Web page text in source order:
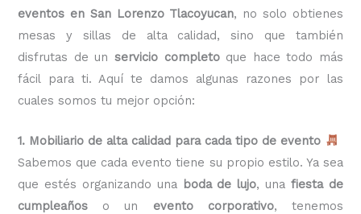
eventos en San Lorenzo Tlacoyucan, no solo obtienes
mesas y sillas de alta calidad, sino que también
disfrutas de un servicio completoque hace todo más
fácil para ti. Aquí te damos algunas razones por las
cuales somos tu mejor opción:
1. Mobiliario de alta calidad para cada tipo de evento
Sabemos que cada evento tiene su propio estilo. Ya sea
que estés organizando una boda de lujo, una fiesta de
cumpleaños o un evento corporativo, tenemos